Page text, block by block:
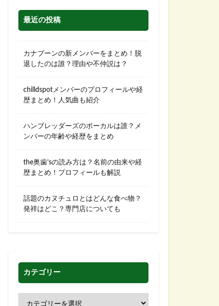
最近の投稿
カナブーンの新メンバーをまとめ！脱
退したのは誰？理由や不仲説は？
chilldspotメンバーのプロフィールや経
歴まとめ！人気曲も紹介
ハンブレッダーズのボーカルは誰？メ
ンバーの年齢や経歴をまとめ
the奥歯’sの読み方は？名前の由来や経
歴まとめ！プロフィールも解説
話題のカヌチュロとはどんな食べ物？
発祥はどこ？専門店についても
カテゴリー